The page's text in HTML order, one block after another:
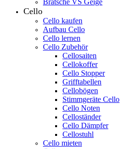
Bratsche VS Geige
Cello
Cello kaufen
Aufbau Cello
Cello lernen
Cello Zubehör
Cellosaiten
Cellokoffer
Cello Stopper
Grifftabellen
Cellobögen
Stimmgeräte Cello
Cello Noten
Celloständer
Cello Dämpfer
Cellostuhl
Cello mieten